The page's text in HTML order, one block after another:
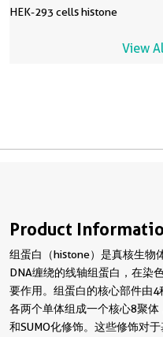
HEK-293 cells histone
View
Product
组蛋白（histone）是真核生物
DNA缠绕的线轴组蛋白，在染
要作用。组蛋白的核心部件由
各两个单体组成一个核心8聚
和SUMO化修饰。这些修饰对